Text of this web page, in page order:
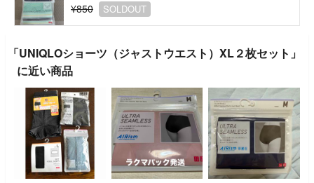
¥850
SOLDOUT
「UNIQLOショーツ（ジャストウエスト）XL２枚セット」
に近い商品